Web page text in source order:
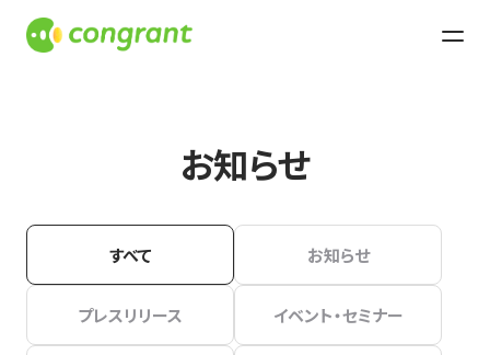
お知らせ
すべて お知らせ
プレスリリース イベント・セミナー